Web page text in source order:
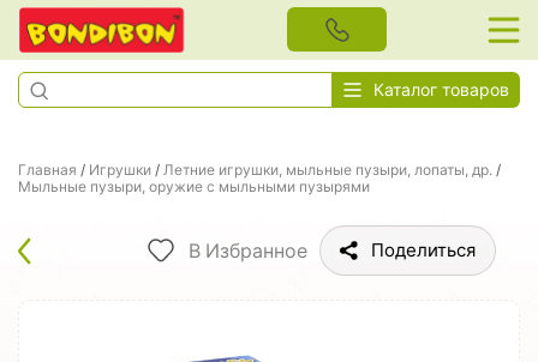
Каталог товаров
Главная / Игрушки / Летние игрушки, мыльные пузыри, лопаты, др. /
Мыльные пузыри, оружие с мыльными пузырями
В Избранное Поделиться